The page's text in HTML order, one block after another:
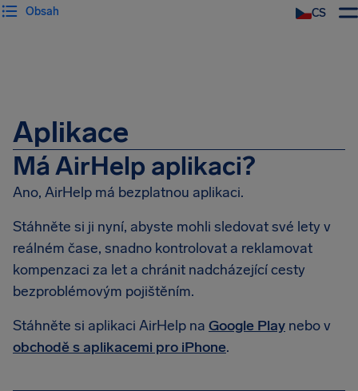
CS
Obsah
Aplikace
Má AirHelp aplikaci?
Ano, AirHelp má bezplatnou aplikaci.
Stáhněte si ji nyní, abyste mohli sledovat své lety v
reálném čase, snadno kontrolovat a reklamovat
kompenzaci za let a chránit nadcházející cesty
bezproblémovým pojištěním.
Stáhněte si aplikaci AirHelp na Google Play nebo v
obchodě s aplikacemi pro iPhone.